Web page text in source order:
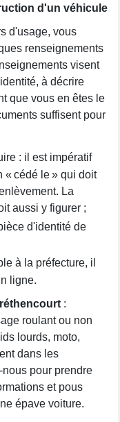
d'un véhicule
d'usage, vous
renseignements
visent
à décrire
que vous en êtes le
suffisent pour
: il est impératif
« cédé le » qui doit
La
aussi y figurer ;
d'identité de
à la préfecture, il
ligne.
:
roulant ou non
lourds, moto,
dans les
pour prendre
et pous
épave voiture.